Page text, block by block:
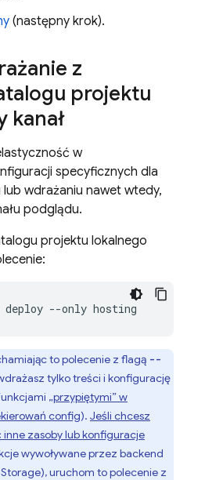
(następny krok).
z
projektu
kanał
w
specyficznych dla
lub wdrażaniu nawet wtedy,
podglądu.
projektu lokalnego
deploy --only hosting
to polecenie z flagą --
tylko treści i konfigurację
„przypiętymi” w
config). Jeśli chcesz
zasoby lub konfiguracje
wywoływane przez backend
), uruchom to polecenie z